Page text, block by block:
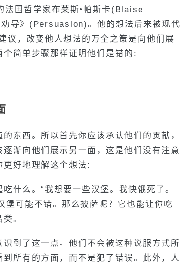
法国哲学家布莱斯•帕斯卡(Blaise
导》(Persuasion)。他的想法后来被现代
议，改变他人想法的万全之策是向他们展
简单步骤那样证明他们是错的:
东西。所以首先你应该承认他们的贡献，
渐向他们展示另一面，这是他们没有注意
更好地理解这个想法:
什么。“我想要一些汉堡。我快饿死了。
可能不错。那么披萨呢？它也能让你吃
。
到了这一点。他们不会被这种说服方式所
所有的方面，而不是犯了错误。此外，人